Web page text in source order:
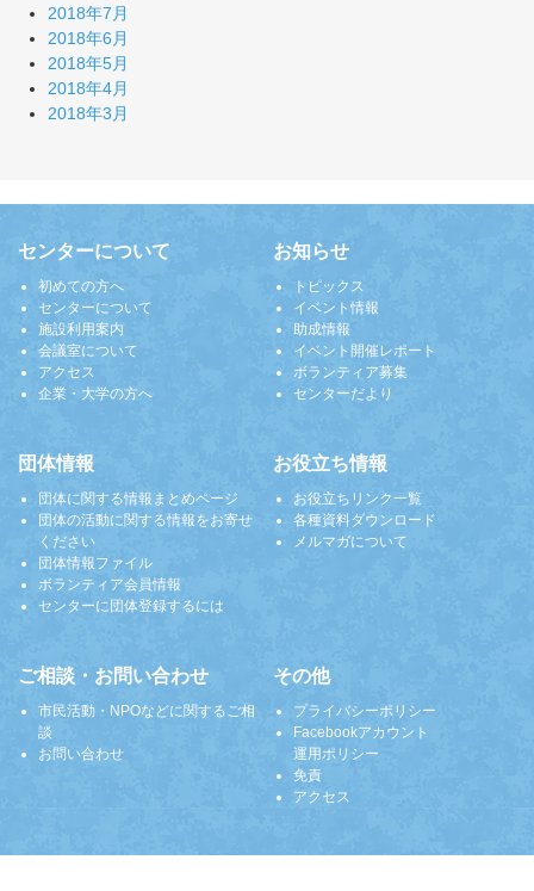
2018年7月
2018年6月
2018年5月
2018年4月
2018年3月
センターについて
初めての方へ
センターについて
施設利用案内
会議室について
アクセス
企業・大学の方へ
お知らせ
トピックス
イベント情報
助成情報
イベント開催レポート
ボランティア募集
センターだより
団体情報
団体に関する情報まとめページ
団体の活動に関する情報をお寄せ
ください
団体情報ファイル
ボランティア会員情報
センターに団体登録するには
お役立ち情報
お役立ちリンク一覧
各種資料ダウンロード
メルマガについて
ご相談・お問い合わせ
市民活動・NPOなどに関するご相
談
お問い合わせ
その他
プライバシーポリシー
Facebookアカウント
運用ポリシー
免責
アクセス